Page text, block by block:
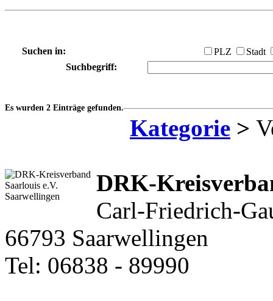
Suchen in: PLZ
Stadt
Suchbegriff:
Es wurden 2 Einträge gefunden.
Kategorie >
DRK-
Carl-Friedrich-
66793 Saarwellingen
Tel: 06838 - 89990